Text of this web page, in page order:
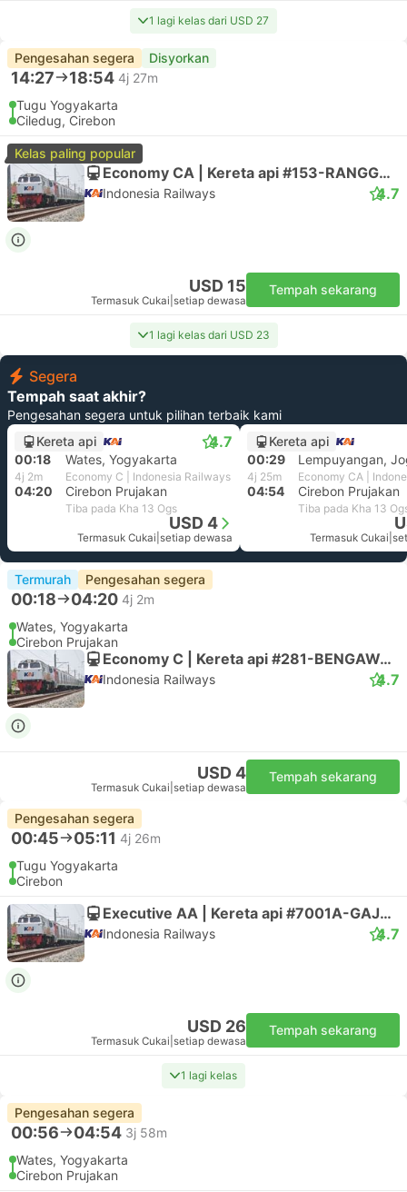
1 lagi kelas dari USD 27
Pengesahan segera Disyorkan
14:27 18:54 4j 27m
Tugu Yogyakarta
Ciledug, Cirebon
Kelas paling popular
Economy CA | Kereta api #153-RANGGAJATI
Indonesia Railways 4.7
USD 15
Termasuk Cukai setiap dewasa
Tempah sekarang
1 lagi kelas dari USD 23
Segera
Tempah saat akhir?
Pengesahan segera untuk pilihan terbaik kami
Kereta api
4.7
00:18 Wates, Yogyakarta
4j 2m Economy C | Indonesia Railways
04:20 Cirebon Prujakan
Tiba pada Kha 13 Ogs
USD 4
Termasuk Cukai setiap dewasa
Kereta api
00:29
Lempuyangan,
4j 25m
04:54 Cirebon Prujakan
Tiba pada Kha 13
Termasuk Cukai
Termurah Pengesahan segera
00:18 04:20 4j 2m
Wates, Yogyakarta
Cirebon Prujakan
Economy C | Kereta api #281-BENGAWAN
Indonesia Railways 4.7
USD 4
Termasuk Cukai setiap dewasa
Tempah sekarang
Pengesahan segera
00:45 05:11 4j 26m
Tugu Yogyakarta
Cirebon
Executive AA | Kereta api #7001A-GAJAYANA TAMBAHAN
Indonesia Railways 4.7
USD 26
Termasuk Cukai setiap dewasa
Tempah sekarang
1 lagi kelas
Pengesahan segera
00:56 04:54 3j 58m
Wates, Yogyakarta
Cirebon Prujakan